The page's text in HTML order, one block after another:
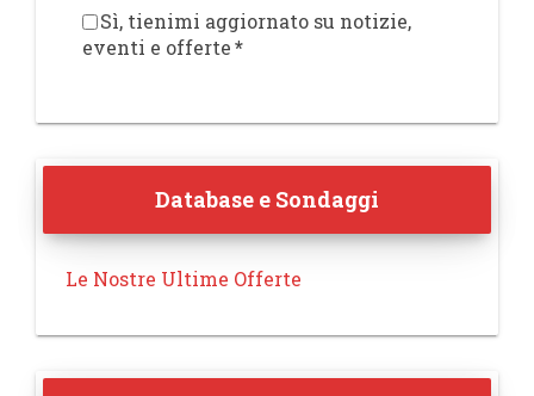
Sì, tienimi aggiornato su notizie,
eventi e offerte*
Database e Sondaggi
Le Nostre Ultime Offerte